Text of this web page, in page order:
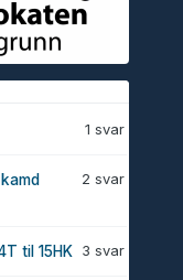
1 svar
2 svar
3 svar
til 15HK